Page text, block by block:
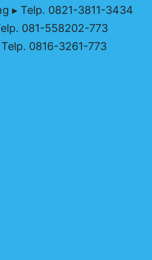
▸ Telp. 0821-3811-3434
081-558202-773
0816-3261-773